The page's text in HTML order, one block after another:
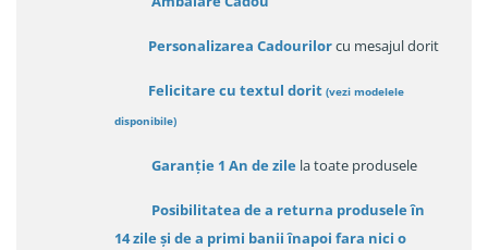
Personalizarea Cadourilorcu mesajul dorit
Felicitare cu textul dorit (vezi modelele
disponibile)
Garanție 1 An de zile la toate produsele
Posibilitatea de a returna produsele în
14 zileși de a primi banii înapoi fara nici o